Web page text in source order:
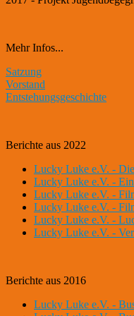
Mehr Infos...
Satzung
Vorstand
Entstehungsgeschichte
Berichte aus 2022
Lucky Luke e.V. -
Lucky Luke e.V. -
Lucky Luke e.V. -
Lucky Luke e.V. -
Lucky Luke e.V. -
Lucky Luke e.V. -
Berichte aus 2016
Lucky Luke e.V. -